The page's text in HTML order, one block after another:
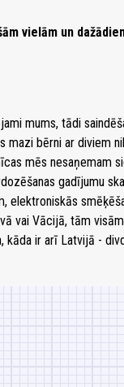
vielām un
mums, tādi
mazi bērni ar diviem
mēs nesaņemam
gadījumu
elektroniskās
vai Vācijā, tām
kāda ir arī Latvijā -